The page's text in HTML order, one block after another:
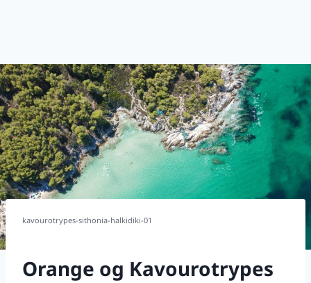
kavourotrypes-sithonia-halkidiki-01
Orange og Kavourotrypes